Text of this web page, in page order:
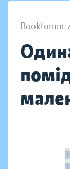
Bookforum